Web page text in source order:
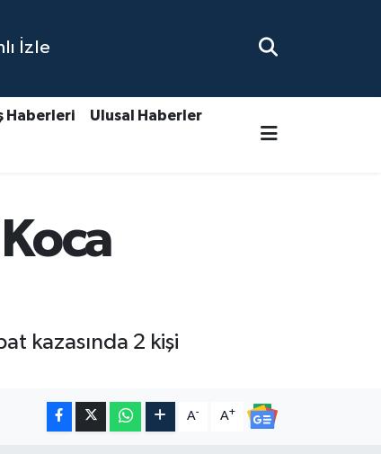
İzle
Haberleri Ulusal Haberler
kazasında 2 kişi
A- A+